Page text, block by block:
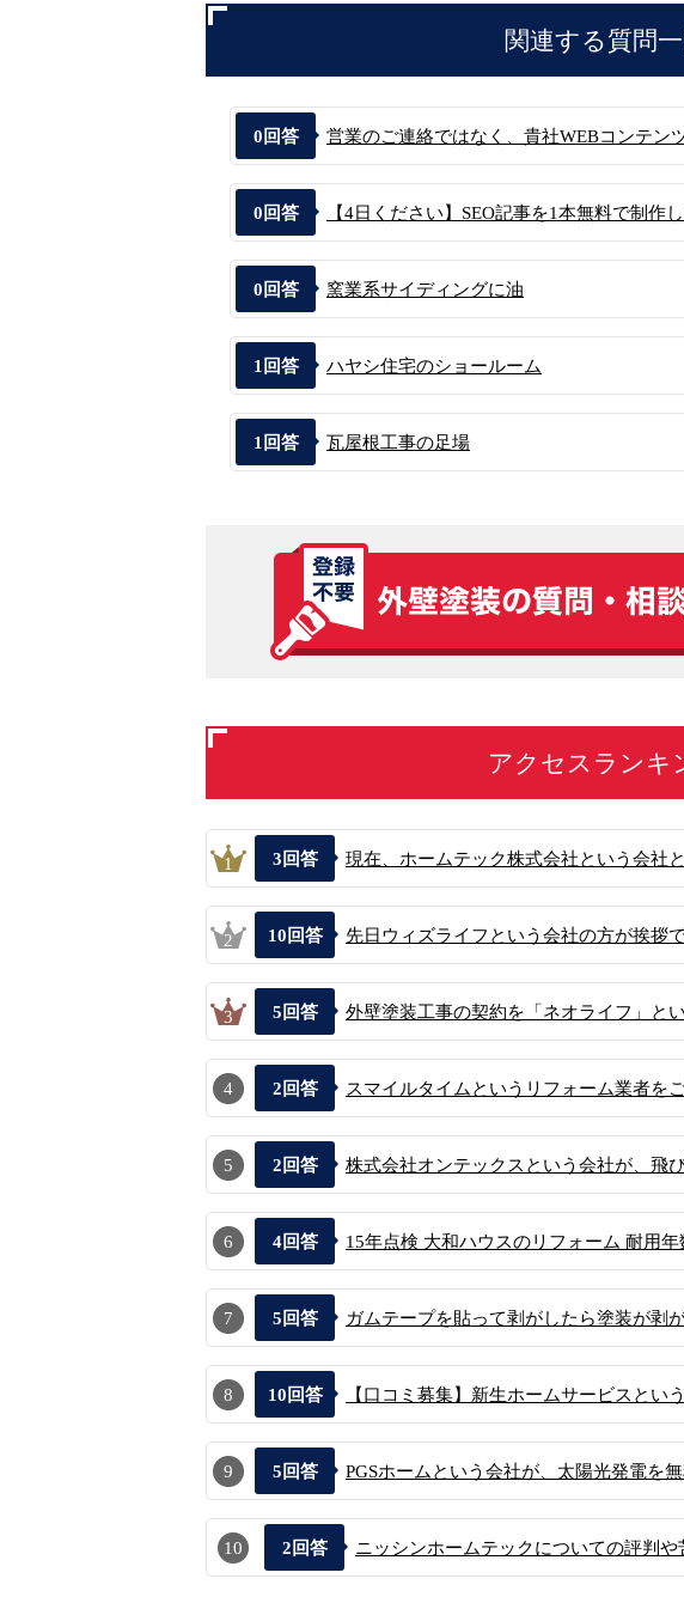
関連する質問
0 回答 営業のご連絡ではなく、貴社WEBコンテン
0 回答 【4日ください】SEO記事を1本無料で制作
0 回答 窯業系サイディングに油
1 回答 ハヤシ住宅のショールーム
1 回答 瓦屋根工事の足場
アクセスランキ
1 3 回答 現在、ホームテック株式会社という会社
2 10 回答 先日ウィズライフという会社の方が挨拶
3 5 回答 外壁塗装工事の契約を「ネオライフ」と
4 2 回答 スマイルタイムというリフォーム業者を
5 2 回答 株式会社オンテックスという会社が、飛
6 4回答 15年点検 大和ハウスのリフォーム 耐用年
7 5 回答 ガムテープを貼って剥がしたら塗装が剥
8 10 回答 【口コミ募集】新生ホームサービスとい
9 5 回答 PGSホームという会社が、太陽光発電を
10 2 回答 ニッシンホームテックについての評判や